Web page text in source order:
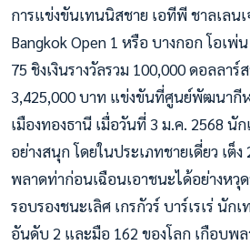
การแข่งขันเทนนิสชาย เอทีพี ชาลเลนเ
Bangkok Open 1 หรือ บางกอก โอเพ่
75 ชิงเงินรางวัลรวม 100,000 ดอลลา
3,425,000 บาท แข่งขันที่ศูนย์พัฒนากี
เมืองทองธานี เมื่อวันที่ 3 ม.ค. 2568 นั
อย่างสนุก โดยในประเภทชายเดี่ยว เต็ง
พลาดท่าก่อนเฉือนเอาชนะได้อย่างหวุ
รอบรองชนะเลิศ เกรกัวร์ บาร์เรเร่ นัก
อันดับ 2 และมือ 162 ของโลก เกือบพล